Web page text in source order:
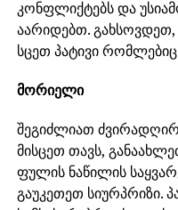
კონფლიქტებს და
აარიდებთ. გახსოვდეთ,
სცეთ პატივი
მორიელი
შეგიძლიათ
მისცეთ თავს,
ფულის ნაწილის
გაუკეთეთ სიურპრიზი.